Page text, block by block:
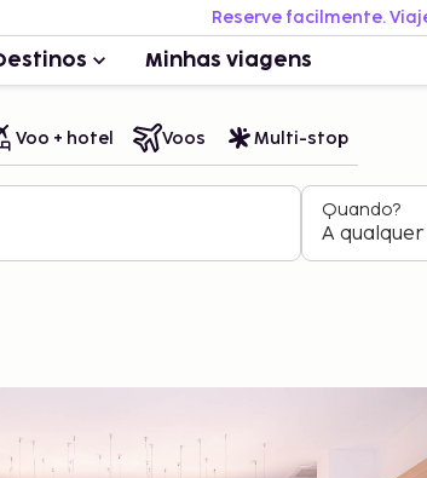
Reserve facilmente.
Minhas viagens
Voo + hotel Voos Multi-stop
Quando?
A